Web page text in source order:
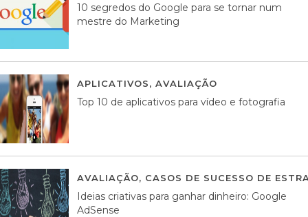
10 segredos do Google para se tornar num
mestre do Marketing
APLICATIVOS, AVALIAÇÃO
Top 10 de aplicativos para vídeo e fotografia
AVALIAÇÃO, CASOS DE SUCESSO DE
Ideias criativas para ganhar dinheiro: Google
AdSense